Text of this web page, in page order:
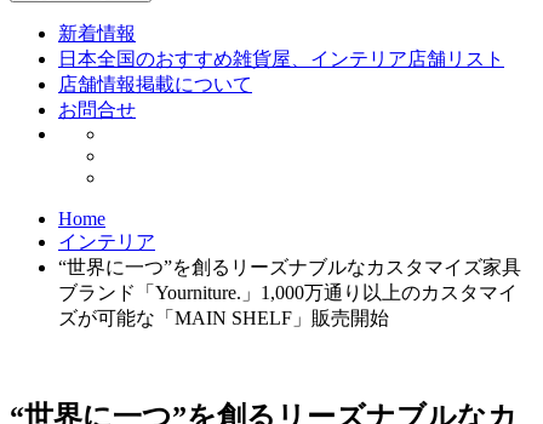
新着情報
日本全国のおすすめ雑貨屋、インテリア店舗リスト
店舗情報掲載について
お問合せ
Home
インテリア
“世界に一つ”を創るリーズナブルなカスタマイズ家具
ブランド「Yourniture.」1,000万通り以上のカスタマイ
ズが可能な「MAIN SHELF」販売開始
“世界に一つ”を創るリーズナブルなカ